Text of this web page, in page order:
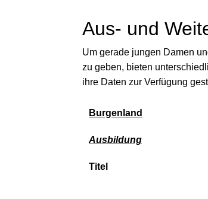
Aus- und
Um gerade jungen Damen
zu geben, bieten
ihre Daten zur Verfügung
Burgenland
Ausbildung
Titel